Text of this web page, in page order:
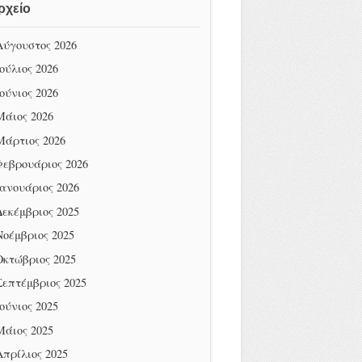
2026
2026
2026
2026
2026
2026
2026
2025
2025
2025
2025
2025
2025
2025